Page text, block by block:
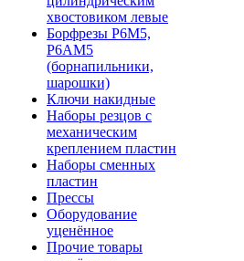
хвостовиком левые
Борфрезы Р6М5,
Р6АМ5
(борнапильники,
шарошки)
Ключи накидные
Наборы резцов с
механическим
креплением пластин
Наборы сменных
пластин
Прессы
Оборудование
уценённое
Прочие товары